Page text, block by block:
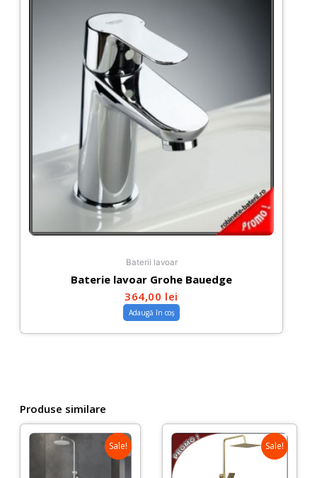
Baterii lavoar
Baterie lavoar Grohe Bauedge
364,00 lei
Adaugă în coș
Produse similare
Sale! Sale!